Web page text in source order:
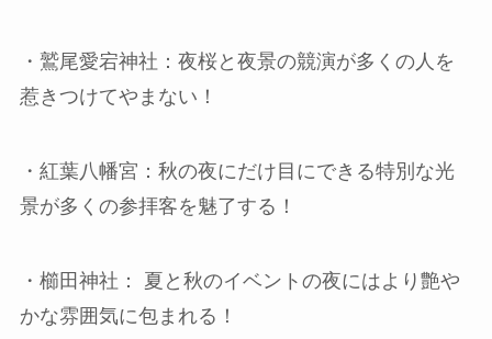
・鷲尾愛宕神社：夜桜と夜景の競演が多くの人を
惹きつけてやまない！
・紅葉八幡宮：秋の夜にだけ目にできる特別な光
景が多くの参拝客を魅了する！
・櫛田神社： 夏と秋のイベントの夜にはより艶や
かな雰囲気に包まれる！